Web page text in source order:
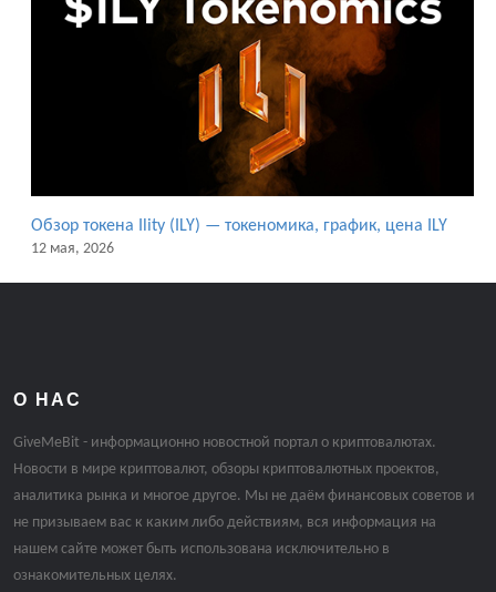
Обзор токена Ility (ILY) — токеномика, график, цена ILY
12 мая, 2026
О НАС
GiveMeBit - информационно новостной портал о криптовалютах.
Новости в мире криптовалют, обзоры криптовалютных проектов,
аналитика рынка и многое другое. Мы не даём финансовых советов и
не призываем вас к каким либо действиям, вся информация на
нашем сайте может быть использована исключительно в
ознакомительных целях.